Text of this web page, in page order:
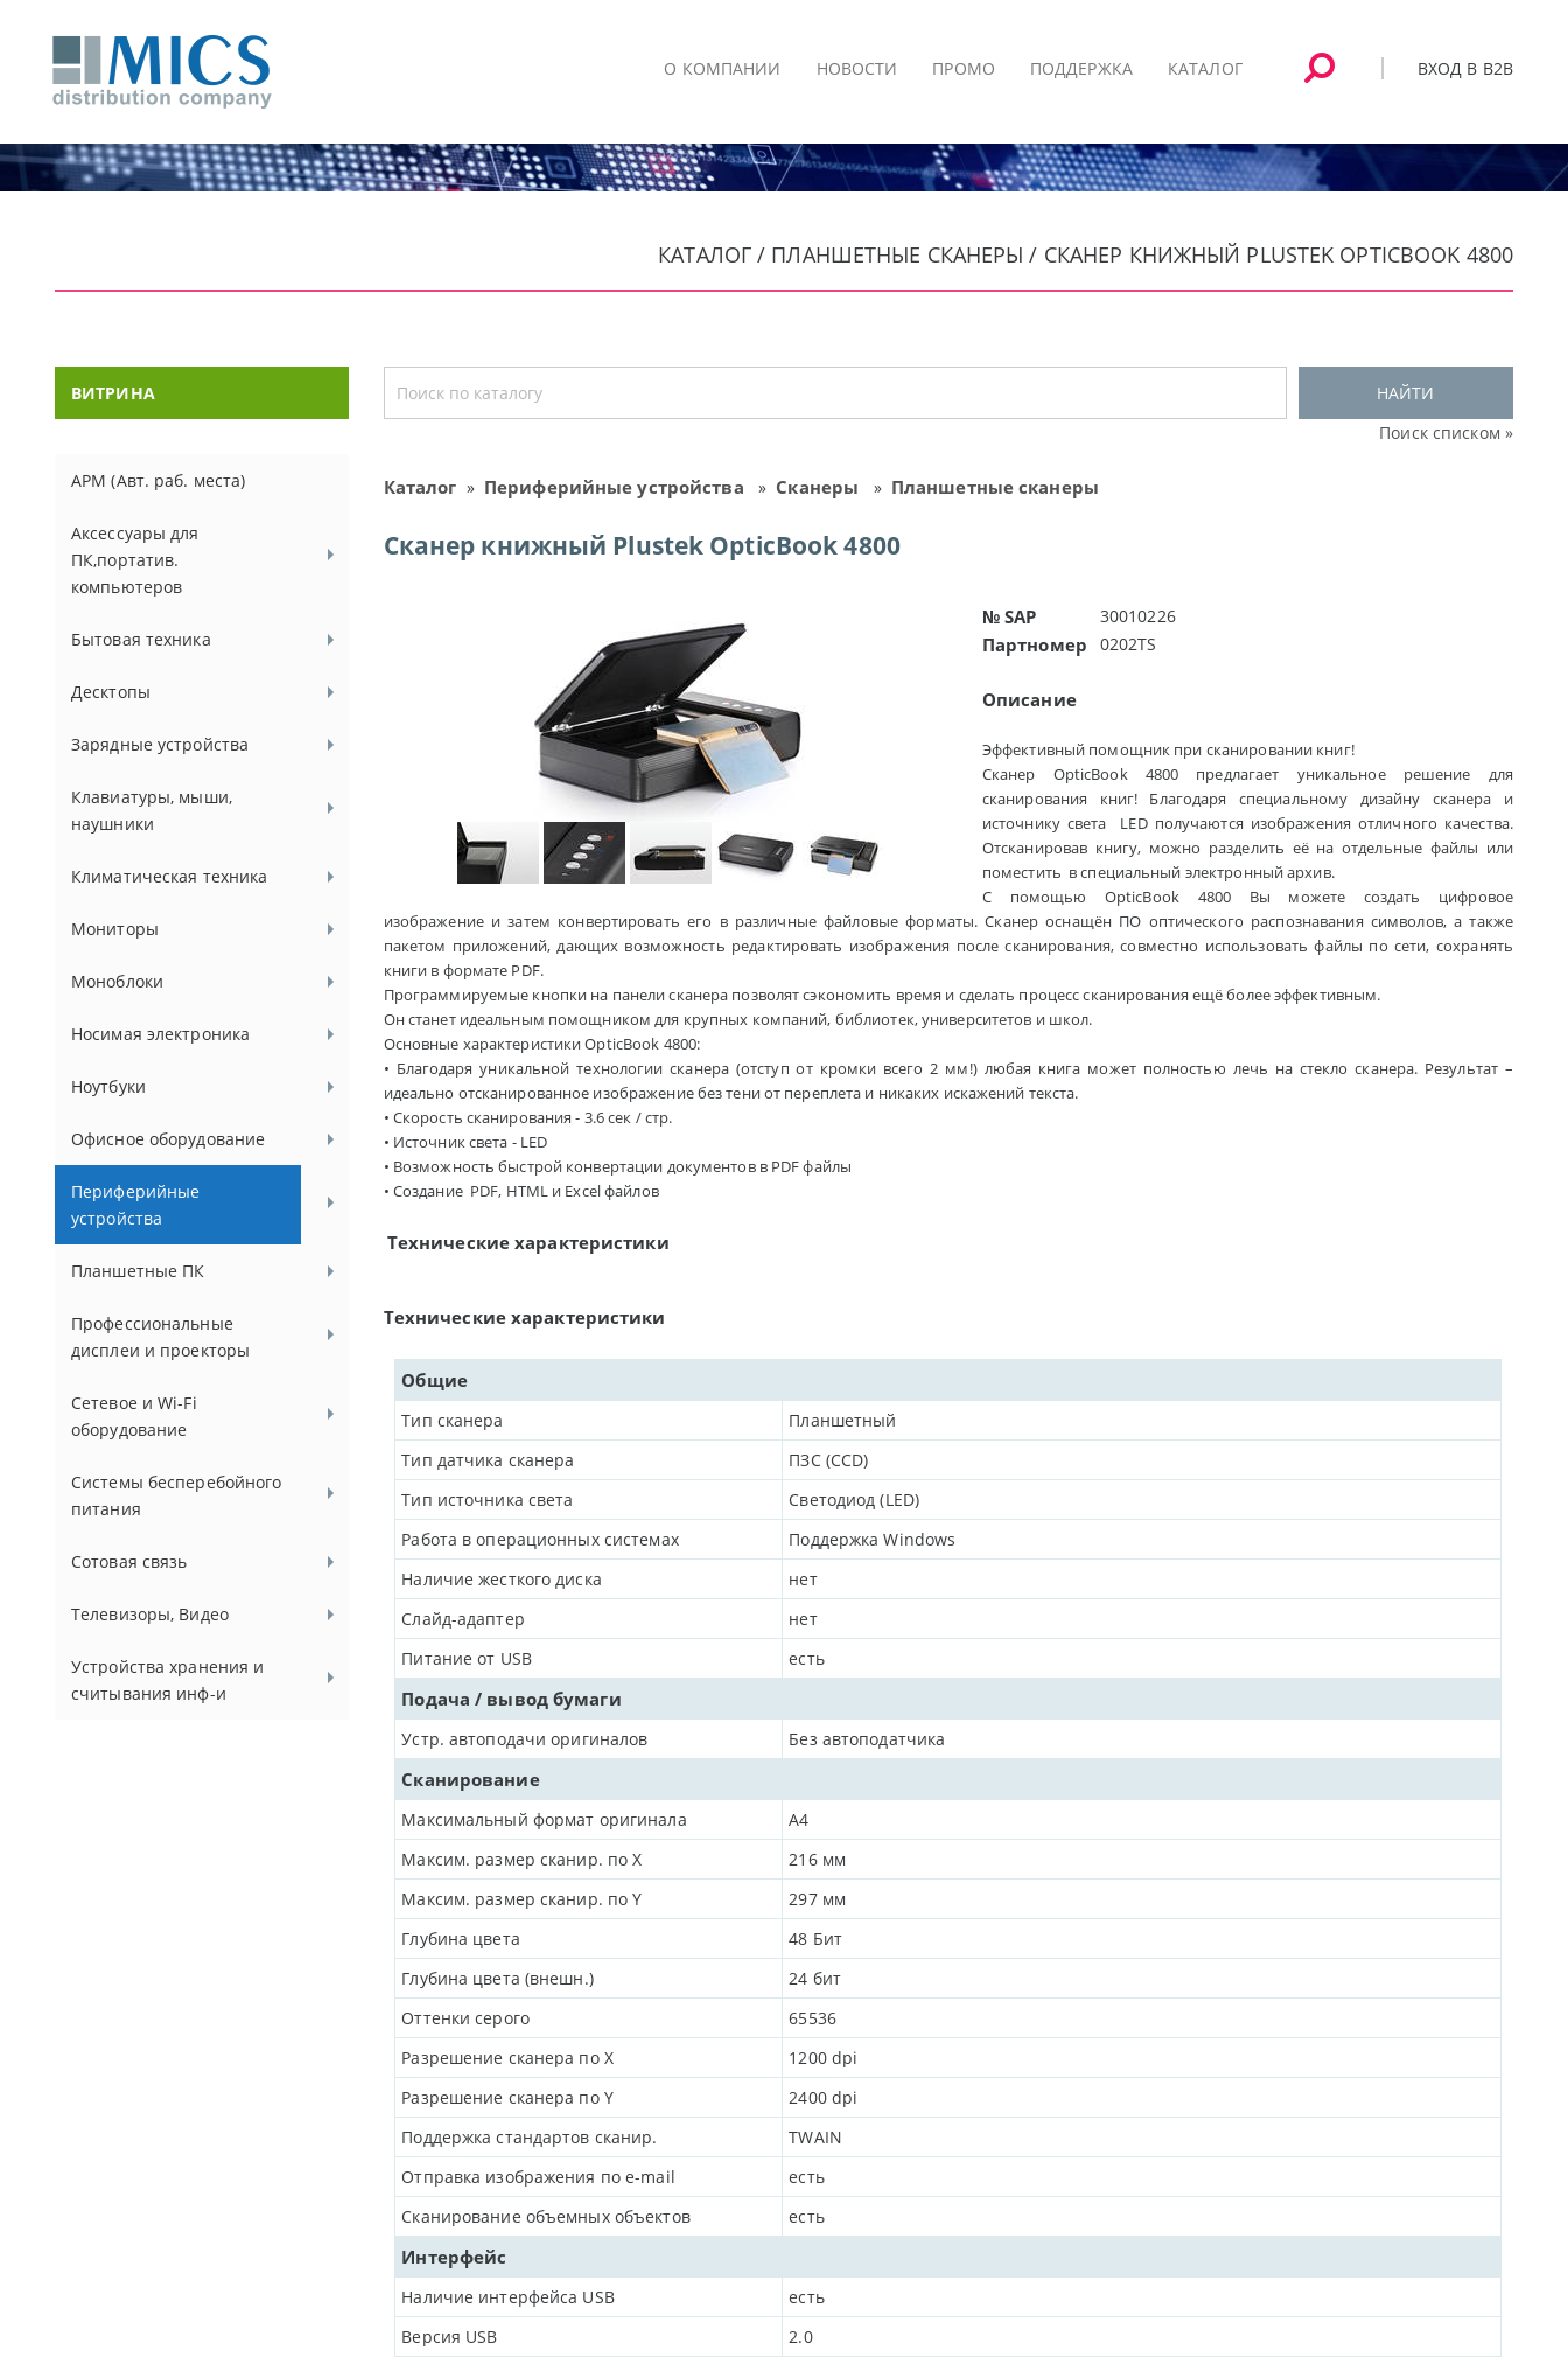
ВХОД В B2B
О КОМПАНИИ НОВОСТИ ПРОМО ПОДДЕРЖКА КАТАЛОГ
КАТАЛОГ / ПЛАНШЕТНЫЕ СКАНЕРЫ / СКАНЕР КНИЖНЫЙ PLUSTEK OPTICBOOK 4800
ВИТРИНА
АРМ (Авт. раб. места)
Аксессуары для
ПК,портатив.
компьютеров
Бытовая техника
Десктопы
Зарядные устройства
Клавиатуры, мыши,
наушники
Климатическая техника
Мониторы
Моноблоки
Носимая электроника
Ноутбуки
Офисное оборудование
Периферийные
устройства
Планшетные ПК
Профессиональные
дисплеи и проекторы
Сетевое и Wi-Fi
оборудование
Системы бесперебойного
питания
Сотовая связь
Телевизоры, Видео
Устройства хранения и
считывания инф-и
НАЙТИ
Поиск списком »
Каталог » Периферийные устройства » Сканеры » Планшетные сканеры
Сканер книжный Plustek OpticBook 4800
№ SAP 30010226
Партномер 0202TS
Описание
Эффективный помощник при сканировании книг!
Сканер OpticBook 4800 предлагает уникальное решение для
сканирования книг! Благодаря специальному дизайну сканера и
источнику света LED получаются изображения отличного качества.
Отсканировав книгу, можно разделить её на отдельные файлы или
поместить в специальный электронный архив.
С помощью OpticBook 4800 Вы можете создать цифровое
изображение и затем конвертировать его в различные файловые форматы. Сканер оснащён ПО оптического распознавания символов, а также
пакетом приложений, дающих возможность редактировать изображения после сканирования, совместно использовать файлы по сети, сохранять
книги в формате PDF.
Программируемые кнопки на панели сканера позволят сэкономить время и сделать процесс сканирования ещё более эффективным.
Он станет идеальным помощником для крупных компаний, библиотек, университетов и школ.
Основные характеристики OpticBook 4800:
• Благодаря уникальной технологии сканера (отступ от кромки всего 2 мм!) любая книга может полностью лечь на стекло сканера. Результат –
идеально отсканированное изображение без тени от переплета и никаких искажений текста.
• Скорость сканирования - 3.6 сек / стр.
• Источник света - LED
• Возможность быстрой конвертации документов в PDF файлы
• Создание PDF, HTML и Excel файлов
Технические характеристики
Технические характеристики
Общие
Тип сканера
Планшетный
Тип датчика сканера
ПЗС (CCD)
Тип источника света
Светодиод (LED)
Работа в операционных системах
Поддержка Windows
Наличие жесткого диска
нет
Слайд-адаптер
нет
Питание от USB
есть
Подача / вывод бумаги
Устр. автоподачи оригиналов Без автоподатчика
Сканирование
Максимальный формат оригинала
A4
Максим. размер сканир. по X
216 мм
Максим. размер сканир. по Y
297 мм
Глубина цвета
48 Бит
Глубина цвета (внешн.)
24 бит
Оттенки серого
65536
Разрешение сканера по Х
1200 dpi
Разрешение сканера по Y
2400 dpi
Поддержка стандартов сканир.
TWAIN
Отправка изображения по e-mail
есть
Сканирование объемных объектов
есть
Интерфейс
Наличие интерфейса USB
есть
Версия USB
2.0